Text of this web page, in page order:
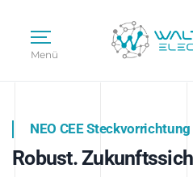
Menü
NEO CEE Steckvorrichtung
Robust.